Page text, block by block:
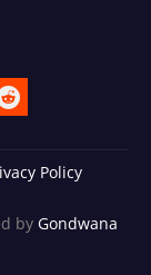
Policy
by Gondwana